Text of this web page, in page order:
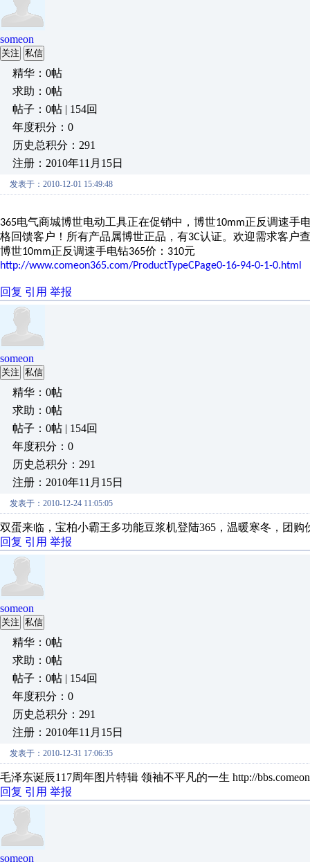
someon
关注 私信
精华：0帖
求助：0帖
帖子：0帖 | 154回
年度积分：0
历史总积分：291
注册：2010年11月15日
发表于：2010-12-01 15:49:48
365电气商城博世电动工具正在促销中，博世10mm正反调速手
格回馈客户！所有产品属博世正品，有3C认证。欢迎需求客户
博世10mm正反调速手电钻365价： 310元
http://www.comeon365.com/ProductTypeCPage0-16-94-0-1-0.html
回复 引用 举报
someon
关注 私信
精华：0帖
求助：0帖
帖子：0帖 | 154回
年度积分：0
历史总积分：291
注册：2010年11月15日
发表于：2010-12-24 11:05:05
双蛋来临，宝柏小霸王多功能豆浆机登陆365 ，温暖寒冬，团购
回复 引用 举报
someon
关注 私信
精华：0帖
求助：0帖
帖子：0帖 | 154回
年度积分：0
历史总积分：291
注册：2010年11月15日
发表于：2010-12-31 17:06:35
毛泽东诞辰117周年图片特辑 领袖不平凡的一生 http://
回复 引用 举报
someon